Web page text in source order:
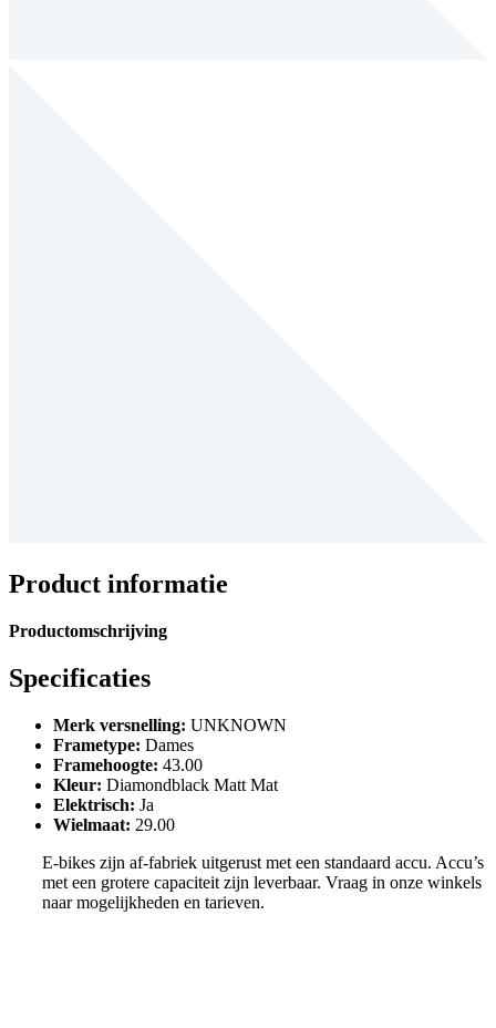
Product informatie
Productomschrijving
Specificaties
Merk versnelling: UNKNOWN
Frametype: Dames
Framehoogte: 43.00
Kleur: Diamondblack Matt Mat
Elektrisch: Ja
Wielmaat: 29.00
E-bikes zijn af-fabriek uitgerust met een standaard accu. Accu’s
met een grotere capaciteit zijn leverbaar. Vraag in onze winkels
naar mogelijkheden en tarieven.